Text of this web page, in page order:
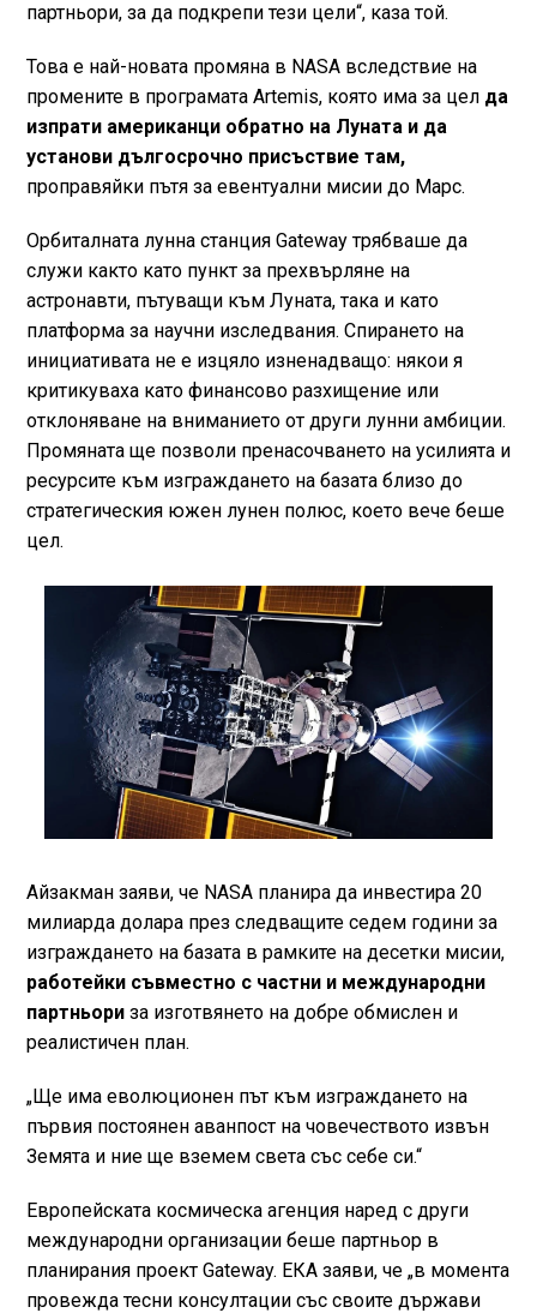
партньори, за да подкрепи тези цели“, каза той.
Това е най-новата промяна в NASA вследствие на
промените в програмата Artemis, която има за цел да
изпрати американци обратно на Луната и да
установи дългосрочно присъствие там,
проправяйки пътя за евентуални мисии до Марс.
Орбиталната лунна станция Gateway трябваше да
служи както като пункт за прехвърляне на
астронавти, пътуващи към Луната, така и като
платформа за научни изследвания. Спирането на
инициативата не е изцяло изненадващо: някои я
критикуваха като финансово разхищение или
отклоняване на вниманието от други лунни амбиции.
Промяната ще позволи пренасочването на усилията и
ресурсите към изграждането на базата близо до
стратегическия южен лунен полюс, което вече беше
цел.
Айзакман заяви, че NASA планира да инвестира 20
милиарда долара през следващите седем години за
изграждането на базата в рамките на десетки мисии,
работейки съвместно с частни и международни
партньориза изготвянето на добре обмислен и
реалистичен план.
„Ще има еволюционен път към изграждането на
първия постоянен аванпост на човечеството извън
Земята и ние ще вземем света със себе си.“
Европейската космическа агенция наред с други
международни организации беше партньор в
планирания проект Gateway. ЕКА заяви, че „в момента
провежда тесни консултации със своите държави